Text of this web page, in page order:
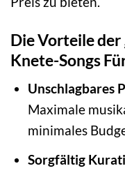
Die Vorteile der
Knete-Songs
Unschlagbares
Maximale
minimales
Sorgfältig